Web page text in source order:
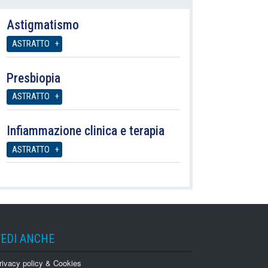
Astigmatismo
ASTRATTO
Presbiopia
ASTRATTO
Infiammazione clinica e terapia
ASTRATTO
ANCHE
policy & Cookies